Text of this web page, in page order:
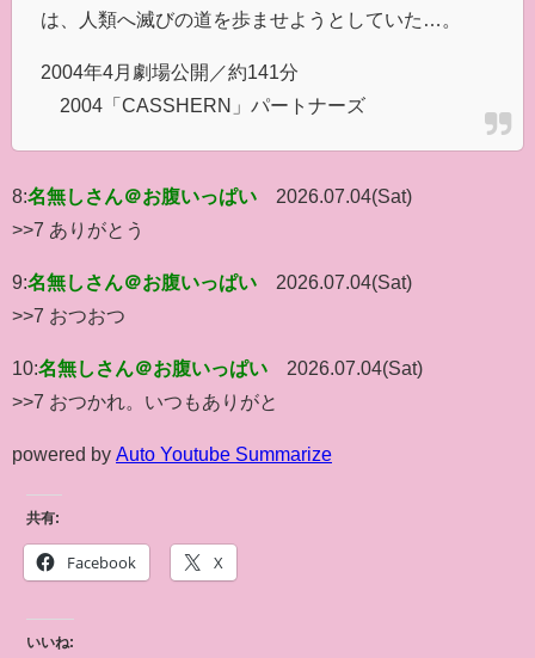
は、人類へ滅びの道を歩ませようとしていた…。
2004年4月劇場公開／約141分
©2004「CASSHERN」パートナーズ
8:名無しさん＠お腹いっぱい
2026.07.04(Sat)
>>7 ありがとう
9:名無しさん＠お腹いっぱい
2026.07.04(Sat)
>>7 おつおつ
10:名無しさん＠お腹いっぱい
2026.07.04(Sat)
>>7 おつかれ。いつもありがと
powered by Auto Youtube Summarize
共有:
Facebook X
いいね: